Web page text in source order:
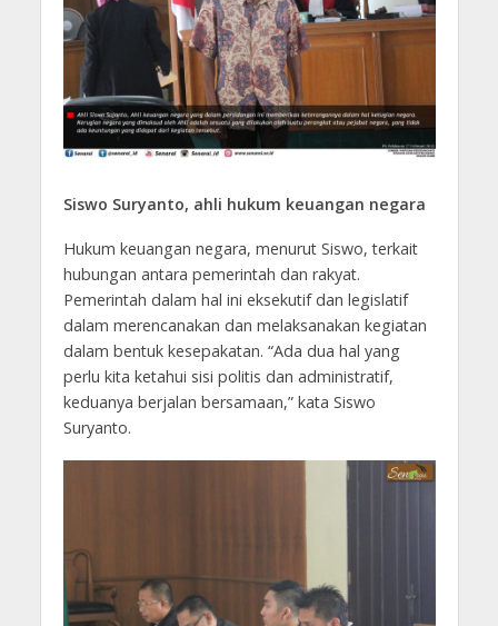
Siswo Suryanto, ahli hukum keuangan negara
Hukum keuangan negara, menurut Siswo, terkait
hubungan antara pemerintah dan rakyat.
Pemerintah dalam hal ini eksekutif dan legislatif
dalam merencanakan dan melaksanakan kegiatan
dalam bentuk kesepakatan. “Ada dua hal yang
perlu kita ketahui sisi politis dan administratif,
keduanya berjalan bersamaan,” kata Siswo
Suryanto.